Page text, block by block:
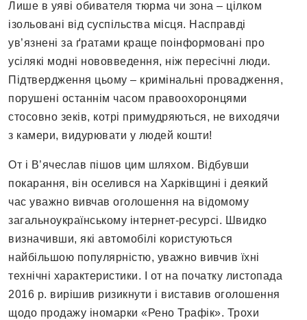
Лише в уяві обивателя тюрма чи зона – цілком
ізольовані від суспільства місця. Насправді
ув’язнені за ґратами краще поінформовані про
усілякі модні нововведення, ніж пересічні люди.
Підтвердження цьому – кримінальні провадження,
порушені останнім часом правоохоронцями
стосовно зеків, котрі примудряються, не виходячи
з камери, видурювати у людей кошти!
От і В’ячеслав пішов цим шляхом. Відбувши
покарання, він оселився на Харківщині і деякий
час уважно вивчав оголошення на відомому
загальноукраїнському інтернет-ресурсі. Швидко
визначивши, які автомобілі користуються
найбільшою популярністю, уважно вивчив їхні
технічні характеристики. І от на початку листопада
2016 р. вирішив ризикнути і виставив оголошення
щодо продажу іномарки «Рено Трафік». Трохи